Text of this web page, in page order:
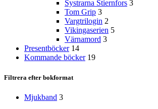
Systrarna Stiernfors 3
Tom Grip 3
Vargtrilogin 2
Vikingaserien 5
Värnamord 3
Presentböcker 14
Kommande böcker 19
Filtrera efter bokformat
Mjukband 3